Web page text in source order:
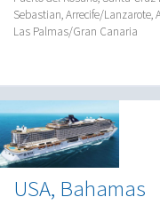
Sebastian, Arrecife/Lanzarote,
Las Palmas/Gran Canaria
USA, Bahamas